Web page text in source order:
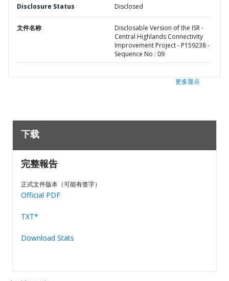
Disclosure Status Disclosed
文件名称
Disclosable Version of the ISR -
Central Highlands Connectivity
Improvement Project - P159238 -
Sequence No : 09
更多显示
下载
完整報告
正式文件版本（可能有签字）
Official PDF
TXT*
Download Stats